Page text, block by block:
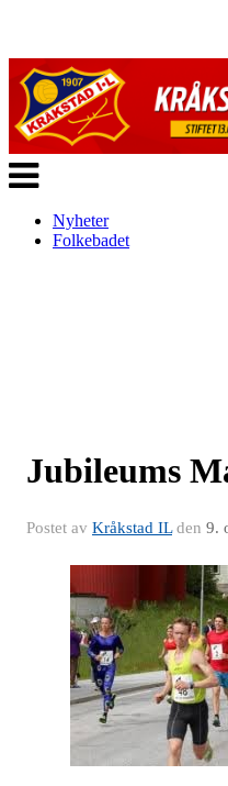
Veksle
navigasjon
Nyheter
Folkebadet
Jubileums
Postet av Kråkstad ILden 9.